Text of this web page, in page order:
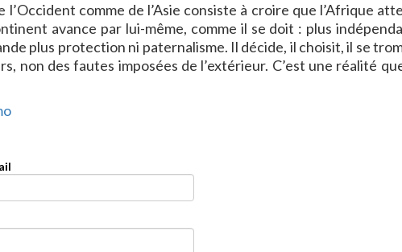
comme de l’Asie consiste à croire que l’Afrique
avance par lui-même, comme il se doit : plus
plus protection ni paternalisme. Il décide, il choisit, il se
non des fautes imposées de l’extérieur. C’est une réalité